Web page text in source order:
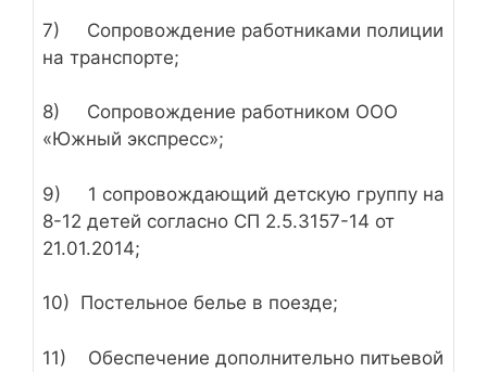
7) Сопровождение работниками полиции
на транспорте;
8) Сопровождение работником ООО
«Южный экспресс»;
9) 1 сопровождающий детскую группу на
8-12 детей согласно СП 2.5.3157-14 от
21.01.2014;
10) Постельное белье в поезде;
11) Обеспечение дополнительно питьевой